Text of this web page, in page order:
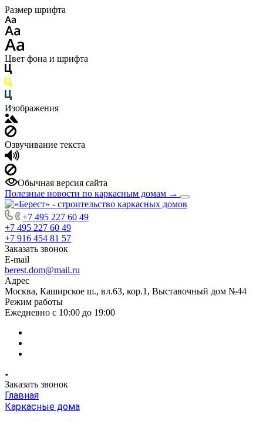
Размер шрифта
Цвет фона и шрифта
Изображения
Озвучивание текста
Обычная версия сайта
Полезные новости по каркасным домам →
+7 495 227 60 49
+7 495 227 60 49
+7 916 454 81 57
Заказать звонок
E-mail
berest.dom@mail.ru
Адрес
Москва, Каширское ш., вл.63, кор.1, Выставочный дом №44
Режим работы
Ежедневно с 10:00 до 19:00
Заказать звонок
Главная
Каркасные дома